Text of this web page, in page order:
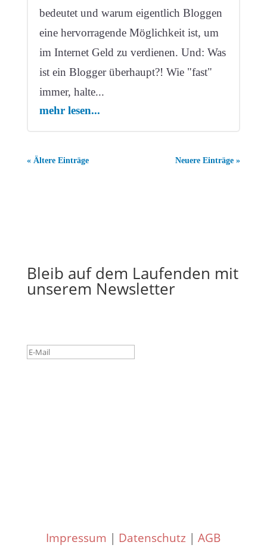
bedeutet und warum eigentlich Bloggen
eine hervorragende Möglichkeit ist, um
im Internet Geld zu verdienen. Und: Was
ist ein Blogger überhaupt?! Wie "fast"
immer, halte...
mehr lesen...
« Ältere Einträge Neuere Einträge »
Bleib auf dem Laufenden mit
unserem Newsletter
Impressum | Datenschutz | AGB